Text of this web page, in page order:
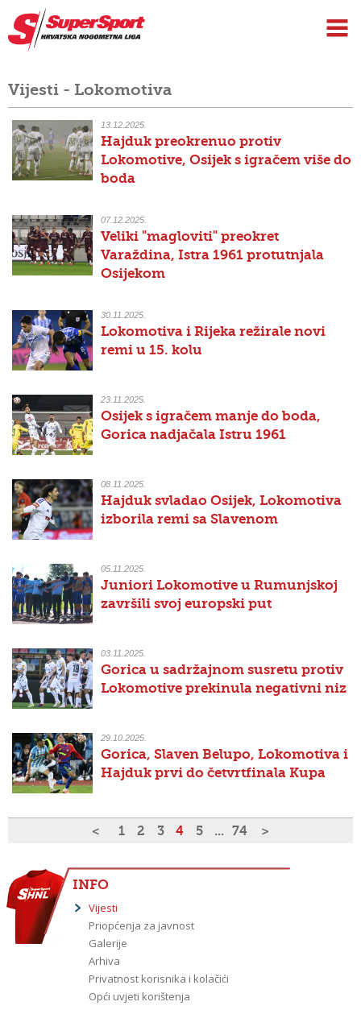
Vijesti - Lokomotiva
13.12.2025.
Hajduk preokrenuo protiv
Lokomotive, Osijek s igračem više do
boda
07.12.2025.
Veliki "magloviti" preokret
Varaždina, Istra 1961 protutnjala
Osijekom
30.11.2025.
Lokomotiva i Rijeka režirale novi
remi u 15. kolu
23.11.2025.
Osijek s igračem manje do boda,
Gorica nadjačala Istru 1961
08.11.2025.
Hajduk svladao Osijek, Lokomotiva
izborila remi sa Slavenom
05.11.2025.
Juniori Lokomotive u Rumunjskoj
završili svoj europski put
03.11.2025.
Gorica u sadržajnom susretu protiv
Lokomotive prekinula negativni niz
29.10.2025.
Gorica, Slaven Belupo, Lokomotiva i
Hajduk prvi do četvrtfinala Kupa
< 1 2 3 4 5 ... 74 >
INFO
Vijesti
Priopćenja za javnost
Galerije
Arhiva
Privatnost korisnika i kolačići
Opći uvjeti korištenja